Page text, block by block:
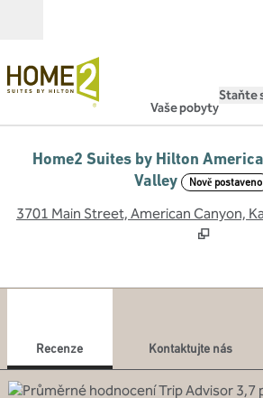
Vaše pobyty
Staňte
Home2 Suites by Hilton
Valley
Nově postaveno
3701 Main Street, American Canyon,
Recenze Kontaktujte nás